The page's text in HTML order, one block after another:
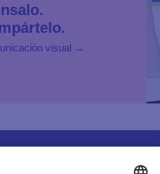
visual →